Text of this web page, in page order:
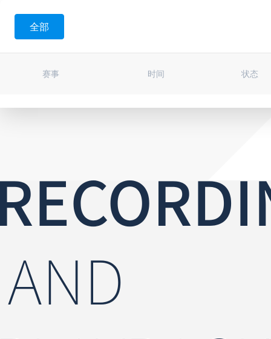
全部
赛事 时间 状态